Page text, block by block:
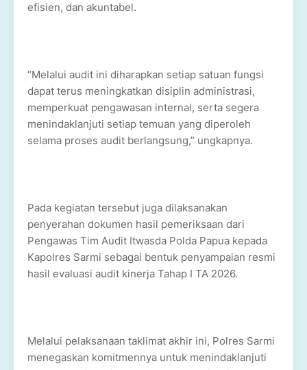
efisien, dan akuntabel.
“Melalui audit ini diharapkan setiap satuan fungsi
dapat terus meningkatkan disiplin administrasi,
memperkuat pengawasan internal, serta segera
menindaklanjuti setiap temuan yang diperoleh
selama proses audit berlangsung,” ungkapnya.
Pada kegiatan tersebut juga dilaksanakan
penyerahan dokumen hasil pemeriksaan dari
Pengawas Tim Audit Itwasda Polda Papua kepada
Kapolres Sarmi sebagai bentuk penyampaian resmi
hasil evaluasi audit kinerja Tahap I TA 2026.
Melalui pelaksanaan taklimat akhir ini, Polres Sarmi
menegaskan komitmennya untuk menindaklanjuti